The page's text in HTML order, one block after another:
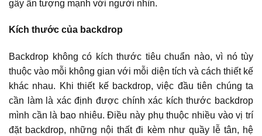
gây ấn tượng mạnh với người nhìn.
Kích thước của backdrop
Backdrop không có kích thước tiêu chuẩn nào, vì nó tùy
thuộc vào mỗi không gian với mỗi diện tích và cách thiết kế
khác nhau. Khi thiết kế backdrop, việc đầu tiên chúng ta
cần làm là xác định được chính xác kích thước backdrop
mình cần là bao nhiêu. Điều này phụ thuộc nhiều vào vị trí
đặt backdrop, những nội thất đi kèm như quầy lễ tân, hệ